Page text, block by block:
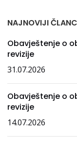
NAJNOVIJI
Obavještenje o
revizije
31.07.2026
Obavještenje o
revizije
14.07.2026